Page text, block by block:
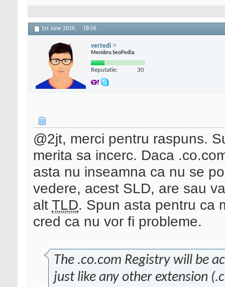
1st June 2016, 18:56
vertedi
Membru SeoPedia
Reputatie: 30
@2jt, merci pentru raspuns.
merita sa incerc. Daca
asta nu inseamna ca nu se
vedere, acest SLD, are sau
alt TLD. Spun asta pentru ca
cred ca nu vor fi probleme.
The .co.com Registry will be
just like any other extension